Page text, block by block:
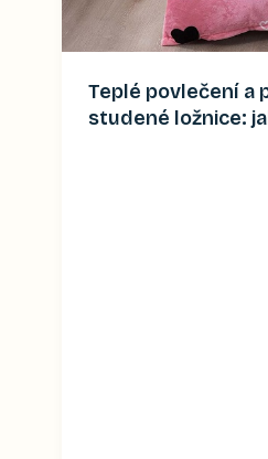
Teplé povlečení a
studené ložnice: